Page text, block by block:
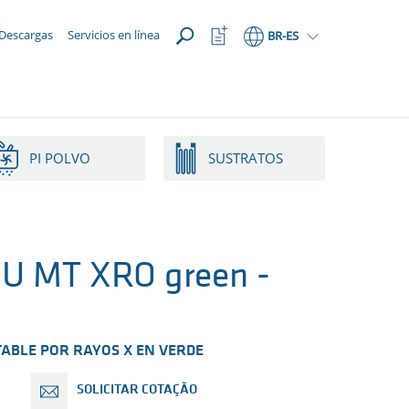
Servicios en línea BR-ES
Abrir
lista
PI POLVO SUSTRATOS
MT XRO green -
POR RAYOS X EN VERDE
SOLICITAR COTAÇÃO